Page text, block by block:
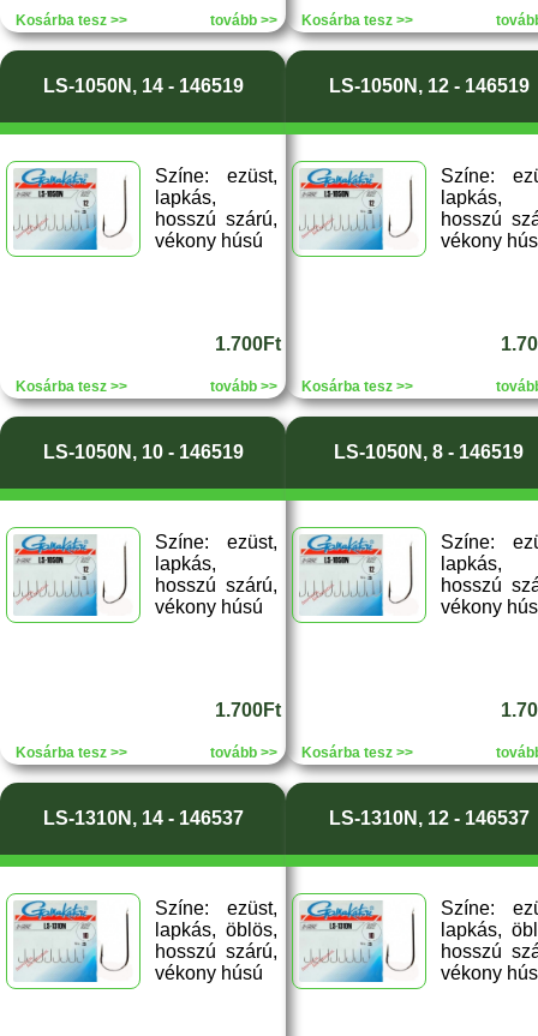
Kosárba tesz >> tovább >> Kosárba tesz >>
LS-1050N, 14 - 146519
Színe: ezüst,
lapkás,
hosszú szárú,
vékony húsú
1.700Ft
Kosárba tesz >> tovább >>
LS-1050N, 12 - 146519
Színe:
lapkás,
hosszú
vékony
Kosárba tesz >>
LS-1050N, 10 - 146519
Színe: ezüst,
lapkás,
hosszú szárú,
vékony húsú
1.700Ft
Kosárba tesz >> tovább >>
LS-1050N, 8 - 146519
Színe:
lapkás,
hosszú
vékony
Kosárba tesz >>
LS-1310N, 14 - 146537
Színe: ezüst,
lapkás, öblös,
hosszú szárú,
vékony húsú
LS-1310N, 12 - 146537
Színe:
lapkás,
hosszú
vékony